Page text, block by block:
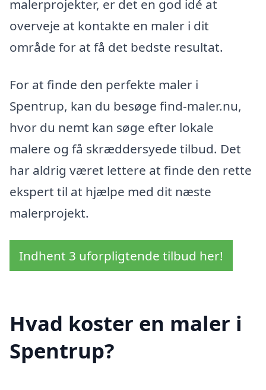
malerprojekter, er det en god idé at
overveje at kontakte en maler i dit
område for at få det bedste resultat.
For at finde den perfekte maler i
Spentrup, kan du besøge find-maler.nu,
hvor du nemt kan søge efter lokale
malere og få skræddersyede tilbud. Det
har aldrig været lettere at finde den rette
ekspert til at hjælpe med dit næste
malerprojekt.
Indhent 3 uforpligtende tilbud her!
Hvad koster en maler i
Spentrup?